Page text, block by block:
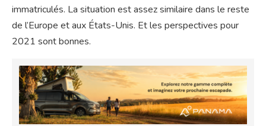
immatriculés. La situation est assez similaire dans le reste
de l’Europe et aux États-Unis. Et les perspectives pour
2021 sont bonnes.